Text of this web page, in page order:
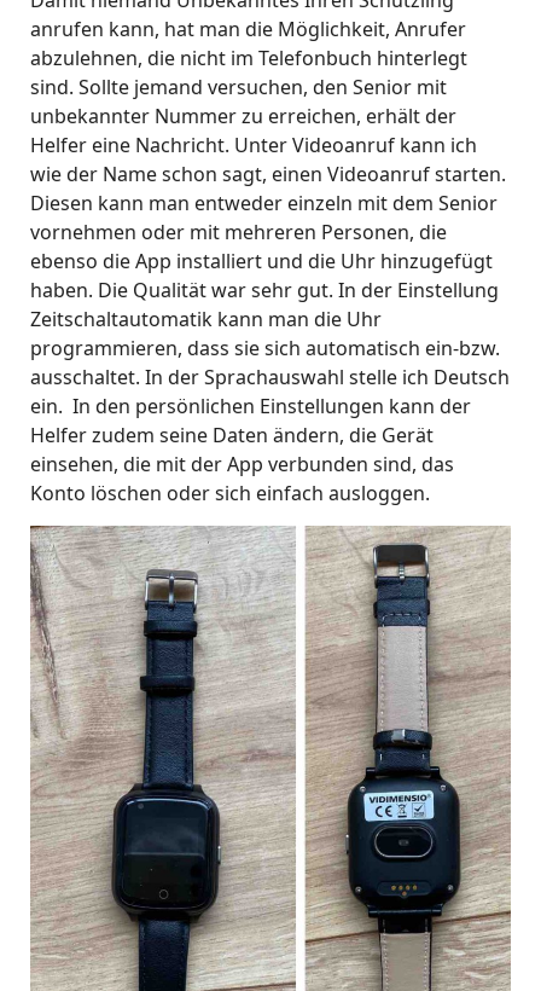
anrufen kann, hat man die Möglichkeit, Anrufer
abzulehnen, die nicht im Telefonbuch hinterlegt
sind. Sollte jemand versuchen, den Senior mit
unbekannter Nummer zu erreichen, erhält der
Helfer eine Nachricht. Unter Videoanruf kann ich
wie der Name schon sagt, einen Videoanruf starten.
Diesen kann man entweder einzeln mit dem Senior
vornehmen oder mit mehreren Personen, die
ebenso die App installiert und die Uhr hinzugefügt
haben. Die Qualität war sehr gut. In der Einstellung
Zeitschaltautomatik kann man die Uhr
programmieren, dass sie sich automatisch ein-bzw.
ausschaltet. In der Sprachauswahl stelle ich Deutsch
ein. In den persönlichen Einstellungen kann der
Helfer zudem seine Daten ändern, die Gerät
einsehen, die mit der App verbunden sind, das
Konto löschen oder sich einfach ausloggen.